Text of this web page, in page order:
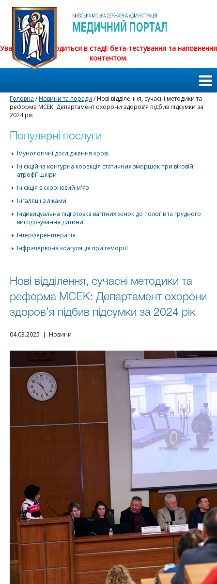
Увага! Сайт знаходиться в стадії бета-тестування та наповнення
контентом.
Головна /Новини та поради / Нові відділення, сучасні методики та
реформа МСЕК: Департамент охорони здоров’я підбив підсумки за
2024 рік
Популярні послуги
Імунологічні дослідження крові
Ін'єкційна контурна корекція статичних зморшок при віковій
атрофії шкіри
Ін'єкція в скроневий м'яз
Інгаляції з ліками
Індивидуальна підготовка вагітних жінок до пологів та грудного
вигодовування дитини
Інтерференцтерапія
Інфрачервона коагуляція при геморої
Нові відділення, сучасні методики та
реформа МСЕК: Департамент охорони
здоров’я підбив підсумки за 2024 рік
04.03.2025 | Новини